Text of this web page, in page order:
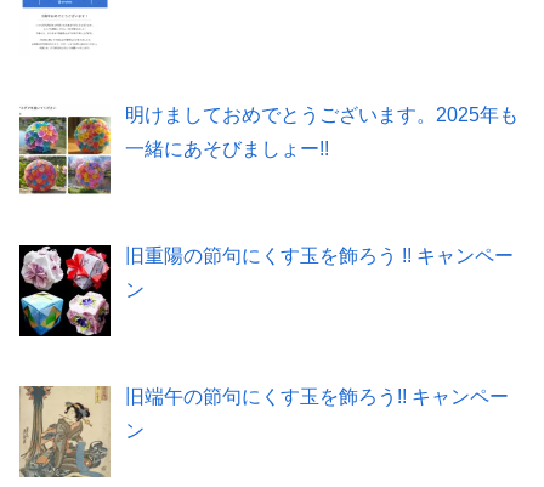
明けましておめでとうございます。2025年も
一緒にあそびましょー!!
旧重陽の節句にくす玉を飾ろう !! キャンペー
ン
旧端午の節句にくす玉を飾ろう!! キャンペー
ン